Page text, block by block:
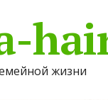
жизни